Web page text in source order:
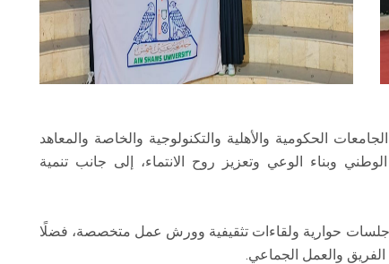
الحكومية والأهلية والتكنولوجية والخاصة والمعاهد
وبناء الوعي وتعزيز روح الانتماء، إلى جانب تنمية
جلسات حوارية ولقاءات تثقيفية وورش عمل متخصصة، فضلًا
والعمل الجماعي.